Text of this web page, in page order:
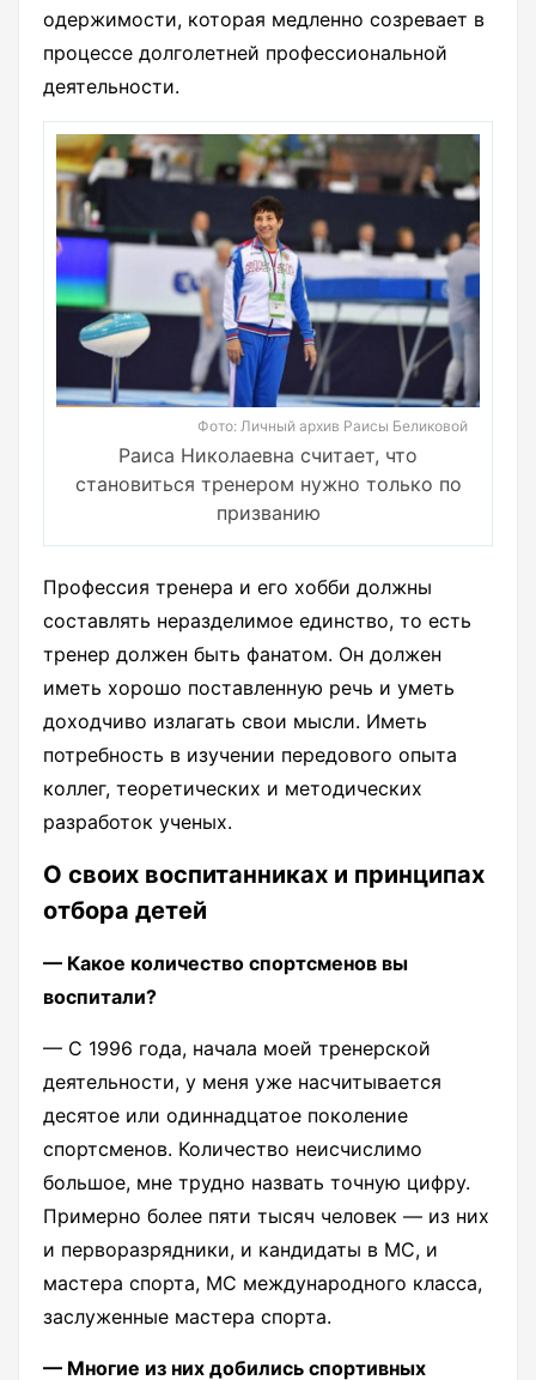
одержимости, которая медленно созревает в
процессе долголетней профессиональной
деятельности.
Фото: Личный архив Раисы Беликовой
Раиса Николаевна считает, что
становиться тренером нужно только по
призванию
Профессия тренера и его хобби должны
составлять неразделимое единство, то есть
тренер должен быть фанатом. Он должен
иметь хорошо поставленную речь и уметь
доходчиво излагать свои мысли. Иметь
потребность в изучении передового опыта
коллег, теоретических и методических
разработок ученых.
О своих воспитанниках и принципах
отбора детей
— Какое количество спортсменов вы
воспитали?
— С 1996 года, начала моей тренерской
деятельности, у меня уже насчитывается
десятое или одиннадцатое поколение
спортсменов. Количество неисчислимо
большое, мне трудно назвать точную цифру.
Примерно более пяти тысяч человек — из них
и перворазрядники, и кандидаты в МС, и
мастера спорта, МС международного класса,
заслуженные мастера спорта.
— Многие из них добились спортивных